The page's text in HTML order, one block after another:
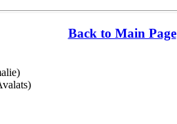
Back to Main Page